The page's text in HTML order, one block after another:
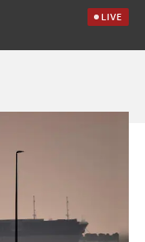
LIVE